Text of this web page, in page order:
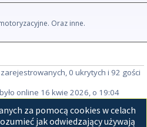
Oraz inne.
0 ukrytych i 92 gości
online 16 kwie 2026, o 19:04
za pomocą cookies w celach
jak odwiedzający używają